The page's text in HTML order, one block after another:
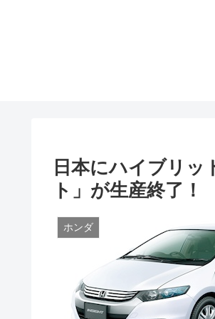
日本にハイブリッ
ト」が生産終了！
ホンダ